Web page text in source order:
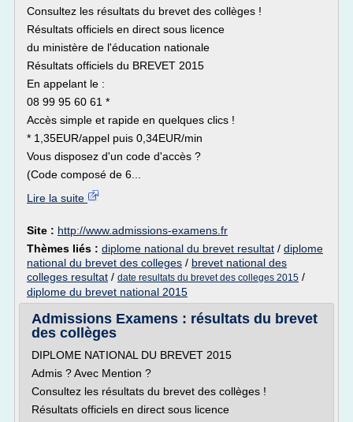
Consultez les résultats du brevet des collèges !
Résultats officiels en direct sous licence
du ministère de l'éducation nationale
Résultats officiels du BREVET 2015
En appelant le :
08 99 95 60 61 *
Accès simple et rapide en quelques clics !
* 1,35EUR/appel puis 0,34EUR/min
Vous disposez d'un code d'accès ?
(Code composé de 6...
Lire la suite
Site : http://www.admissions-examens.fr
Thèmes liés : diplome national du brevet resultat / diplome
national du brevet des colleges / brevet national des
colleges resultat / date resultats du brevet des colleges 2015 /
diplome du brevet national 2015
Admissions Examens : résultats du brevet
des collèges
DIPLOME NATIONAL DU BREVET 2015
Admis ? Avec Mention ?
Consultez les résultats du brevet des collèges !
Résultats officiels en direct sous licence